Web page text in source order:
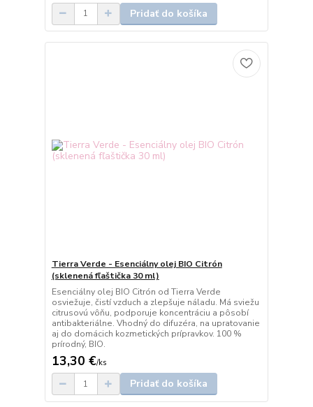
Pridať do košíka
Tierra Verde - Esenciálny olej BIO Citrón
(sklenená fľaštička 30 ml)
Esenciálny olej BIO Citrón od Tierra Verde
osviežuje, čistí vzduch a zlepšuje náladu. Má sviežu
citrusovú vôňu, podporuje koncentráciu a pôsobí
antibakteriálne. Vhodný do difuzéra, na upratovanie
aj do domácich kozmetických prípravkov. 100 %
prírodný, BIO.
13,30 €/ks
Pridať do košíka